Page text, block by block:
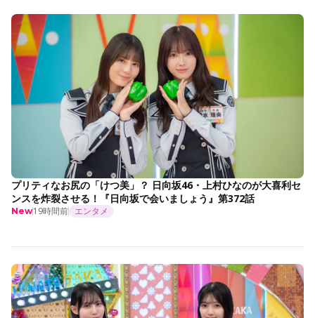
プリティなお尻の「けつ美」？ 日向坂46・上村ひなのが大喜利セ
ンスを炸裂させる！『日向坂で会いましょう』第372話
New19時間前 エンタメ